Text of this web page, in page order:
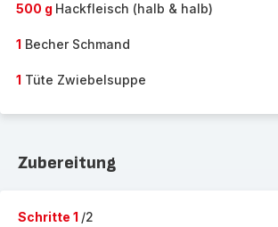
500 g Hackfleisch (halb & halb)
1 Becher Schmand
1 Tüte Zwiebelsuppe
Zubereitung
Schritte 1 /2